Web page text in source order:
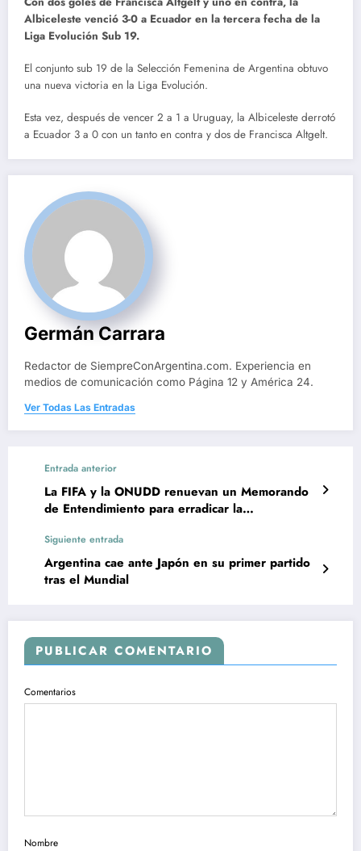
Albiceleste venció 3-0 a Ecuador en la tercera fecha de la
Liga Evolución Sub 19.
El conjunto sub 19 de la Selección Femenina de Argentina obtuvo
una nueva victoria en la Liga Evolución.
Esta vez, después de vencer 2 a 1 a Uruguay, la Albiceleste derrotó
a Ecuador 3 a 0 con un tanto en contra y dos de Francisca Altgelt.
Germán Carrara
Redactor de SiempreConArgentina.com. Experiencia en
medios de comunicación como Página 12 y América 24.
Ver Todas Las Entradas
Entrada anterior
La FIFA y la ONUDD renuevan un Memorando
de Entendimiento para erradicar la
Siguiente entrada
Argentina cae ante Japón en su primer partido
tras el Mundial
PUBLICAR COMENTARIO
Comentarios
Nombre